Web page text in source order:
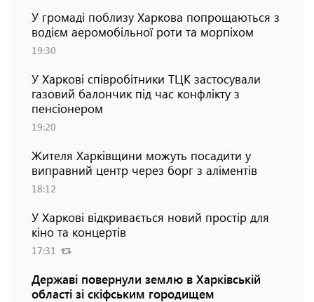
У громаді поблизу Харкова попрощаються з
водієм аеромобільної роти та морпіхом
19:30
У Харкові співробітники ТЦК застосували
газовий балончик під час конфлікту з
пенсіонером
19:20
Жителя Харківщини можуть посадити у
виправний центр через борг з аліментів
18:12
У Харкові відкривається новий простір для
кіно та концертів
17:31
Державі повернули землю в Харківській
області зі скіфським городищем